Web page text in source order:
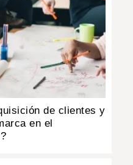
de clientes y
en el